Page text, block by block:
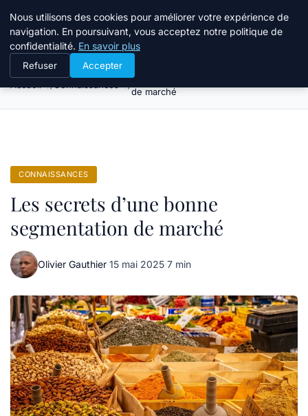
Bible Telemarketing
Les secrets d’une bonne segmentation
de marché
CONNAISSANCES
Les secrets d’une bonne
segmentation de marché
Olivier Gauthier·15 mai 2025·7 min
Nous utilisons des cookies pour améliorer votre expérience de
navigation. En poursuivant, vous acceptez notre politique de
confidentialité. En savoir plus
Refuser Accepter